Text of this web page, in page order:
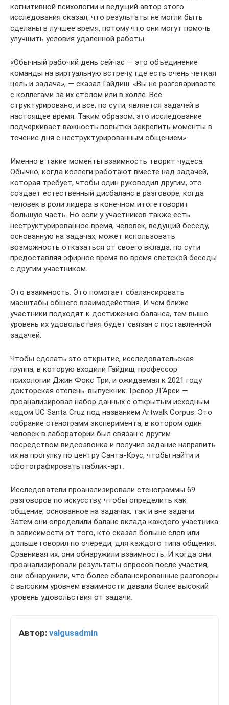
когнитивной психологии и ведущий автор этого
исследования сказал, что результаты не могли быть
сделаны в лучшее время, потому что они могут помочь
улучшить условия удаленной работы.
«Обычный рабочий день сейчас — это объединение
команды на виртуальную встречу, где есть очень четкая
цель и задача», — сказал Гайдиш. «Вы не разговариваете
с коллегами за их столом или в холле. Все
структурировано, и все, по сути, является задачей в
настоящее время. Таким образом, это исследование
подчеркивает важность попытки закрепить моменты в
течение дня с неструктурированным общением».
Именно в такие моменты взаимность творит чудеса.
Обычно, когда коллеги работают вместе над задачей,
которая требует, чтобы один руководил другим, это
создает естественный дисбаланс в разговоре, когда
человек в роли лидера в конечном итоге говорит
большую часть. Но если у участников также есть
неструктурированное время, человек, ведущий беседу,
основанную на задачах, может использовать
возможность отказаться от своего вклада, по сути
предоставляя эфирное время во время светской беседы
с другим участником.
Это взаимность. Это помогает сбалансировать
масштабы общего взаимодействия. И чем ближе
участники подходят к достижению баланса, тем выше
уровень их удовольствия будет связан с поставленной
задачей.
Чтобы сделать это открытие, исследовательская
группа, в которую входили Гайдиш, профессор
психологии Джин Фокс Три, и ожидаемая к 2021 году
докторская степень. выпускник Тревор Д’Арси —
проанализировал набор данных с открытым исходным
кодом UC Santa Cruz под названием Artwalk Corpus. Это
собрание стенограмм эксперимента, в котором один
человек в лаборатории был связан с другим
посредством видеозвонка и получил задание направить
их на прогулку по центру Санта-Крус, чтобы найти и
сфотографировать паблик-арт.
Исследователи проанализировали стенограммы 69
разговоров по искусству, чтобы определить как
общение, основанное на задачах, так и вне задачи.
Затем они определили баланс вклада каждого участника
в зависимости от того, кто сказал больше слов или
дольше говорил по очереди, для каждого типа общения.
Сравнивая их, они обнаружили взаимность. И когда они
проанализировали результаты опросов после участия,
они обнаружили, что более сбалансированные разговоры
с высоким уровнем взаимности давали более высокий
уровень удовольствия от задачи.
Автор: valgusadmin